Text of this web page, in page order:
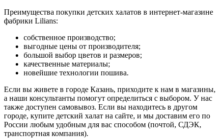
Преимущества покупки детских халатов в интернет-магазине
фабрики Lilians:
собственное производство;
выгодные цены от производителя;
большой выбор цветов и размеров;
качественные материалы;
новейшие технологии пошива.
Если вы живете в городе Казань, приходите к нам в магазины,
а наши консультанты помогут определиться с выбором. У нас
также доступен самовывоз. Если вы находитесь в другом
городе, купите детский халат на сайте, и мы доставим его по
России любым удобным для вас способом (почтой, СДЭК,
транспортная компания).